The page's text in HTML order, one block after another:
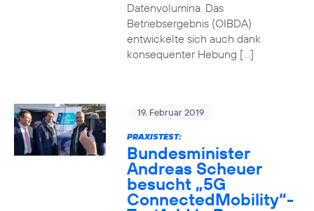
Datenvolumina. Das
Betriebsergebnis (OIBDA)
entwickelte sich auch dank
konsequenter Hebung […]
19. Februar 2019
PRAXISTEST:
Bundesminister
Andreas Scheuer
besucht „5G
ConnectedMobility“-